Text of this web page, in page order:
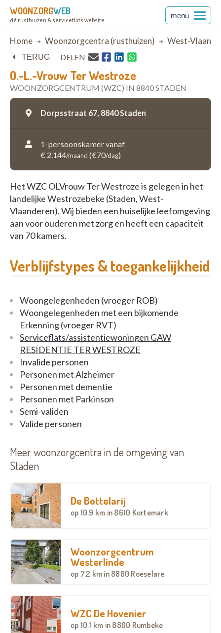
WOONZORGWEB
dé rusthuizen & serviceflats website
menu
Breadcrumb
Home Woonzorgcentra (rusthuizen) West-
O.-L.-Vrouw Ter Westroze
WOONZORGCENTRUM (WZC) IN 8840 STADEN
TERUG DELEN
Dorpsstraat 67, 8840 Staden
1-persoonskamer vanaf
€ 2.144/maand (€70/dag)
Het WZC OLVrouw Ter Westroze is gelegen in het
landelijke Westrozebeke (Staden, West-
Vlaanderen). Wij bieden een huiselijke leefomgeving
aan voor ouderen met zorg en heeft een capaciteit
van 70 kamers.
Verblijfstypes & toegankelijkheid
Woongelegenheden (vroeger ROB)
Woongelegenheden met een bijkomende
Erkenning (vroeger RVT)
Serviceflats/assistentiewoningen GAW
RESIDENTIE TER WESTROZE
Invalide personen
Personen met Alzheimer
Personen met dementie
Personen met Parkinson
Semi-validen
Valide personen
Meer woonzorgcentra in de omgeving van
Staden
De Bottelarij
op 10.9 km in 8610 Kortemark
Woonzorgcentrum
Westerlinde
op 7.2 km in 8800 Roeselare
WZC De Hovenier
op 10.1 km in 8800 Rumbeke